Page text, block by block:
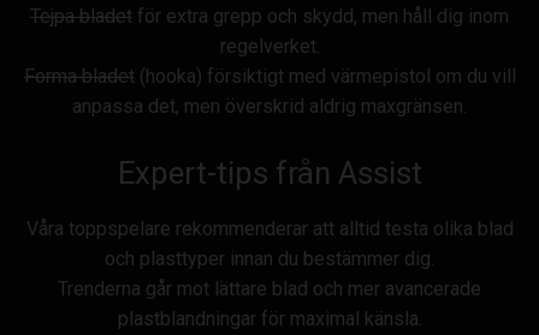
Tejpa bladet för extra grepp och skydd, men håll dig inom
regelverket.
Forma bladet(hooka) försiktigt med värmepistol om du vill
anpassa det, men överskrid aldrig maxgränsen.
Expert-tips från Assist
Våra toppspelare rekommenderar att alltid testa olika blad
och plasttyper innan du bestämmer dig.
Trenderna går mot lättare blad och mer avancerade
plastblandningar för maximal känsla.